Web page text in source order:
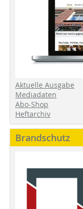
Aktuelle Ausgabe
Mediadaten
Abo-Shop
Heftarchiv
Brandschutz